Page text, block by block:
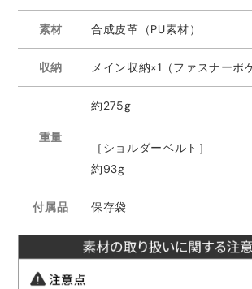
素材 合成皮革（PU素材）
収納 メイン収納×1（ファスナーポ
重量
約275g
［ショルダーベルト］
約93g
付属品 保存袋